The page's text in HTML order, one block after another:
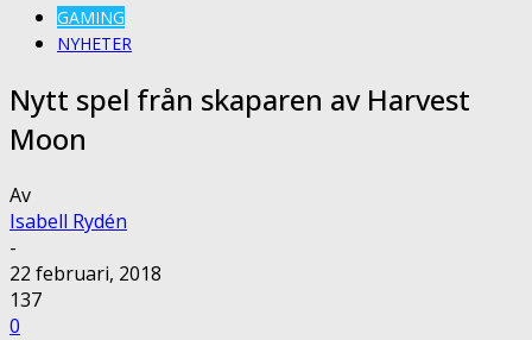
GAMING
NYHETER
Nytt spel från skaparen av Harvest
Moon
Av
Isabell Rydén
-
22 februari, 2018
137
0